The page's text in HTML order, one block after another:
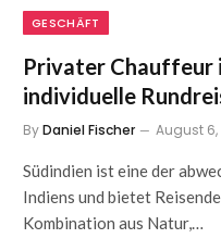
GESCHÄFT
Privater Chauffeur
individuelle
ByDaniel Fischer August 6,
Südindien ist eine der
Indiens und bietet
Kombination aus Natur,…